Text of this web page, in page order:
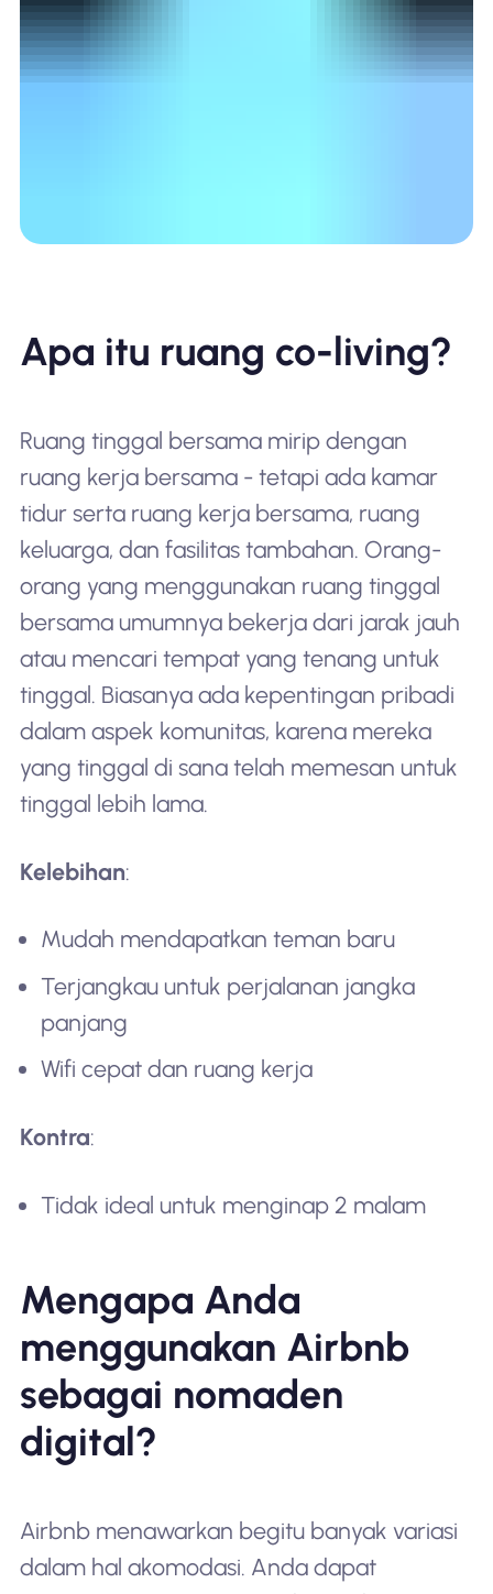
Apa itu ruang co-living?
Ruang tinggal bersama mirip dengan
ruang kerja bersama - tetapi ada kamar
tidur serta ruang kerja bersama, ruang
keluarga, dan fasilitas tambahan. Orang-
orang yang menggunakan ruang tinggal
bersama umumnya bekerja dari jarak jauh
atau mencari tempat yang tenang untuk
tinggal. Biasanya ada kepentingan pribadi
dalam aspek komunitas, karena mereka
yang tinggal di sana telah memesan untuk
tinggal lebih lama.
Kelebihan:
Mudah mendapatkan teman baru
Terjangkau untuk perjalanan jangka
panjang
Wifi cepat dan ruang kerja
Kontra:
Tidak ideal untuk menginap 2 malam
Mengapa Anda
menggunakan Airbnb
sebagai nomaden
digital?
Airbnb menawarkan begitu banyak variasi
dalam hal akomodasi. Anda dapat